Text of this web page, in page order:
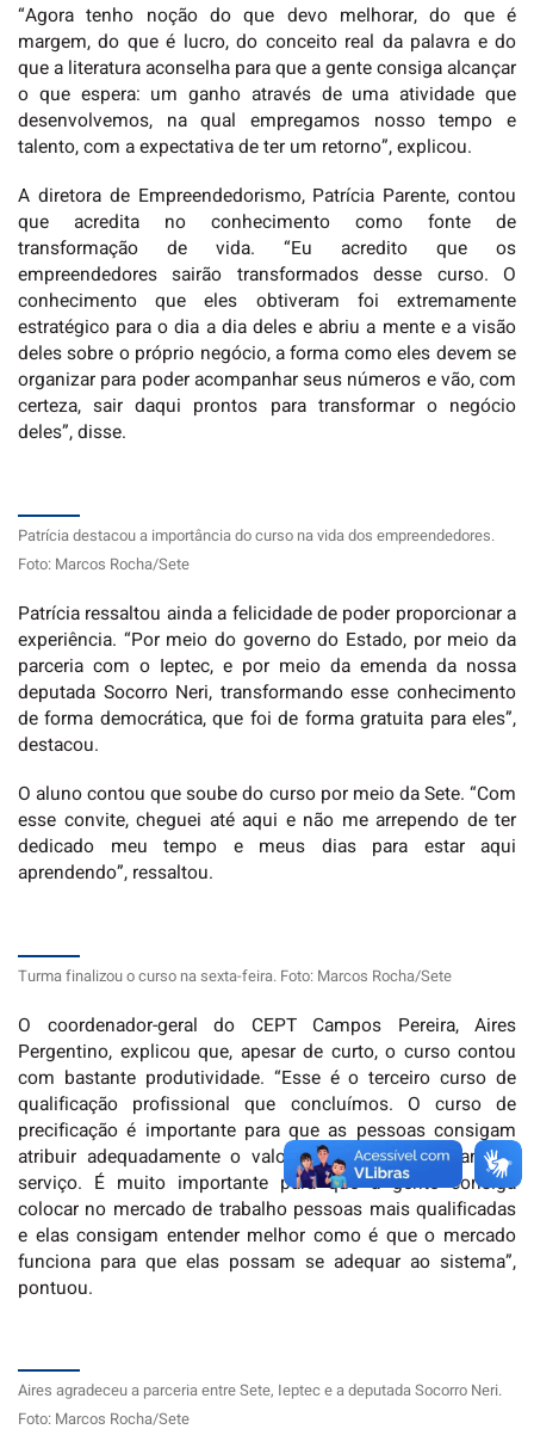
“Agora tenho noção do que devo melhorar, do que é
margem, do que é lucro, do conceito real da palavra e do
que a literatura aconselha para que a gente consiga alcançar
o que espera: um ganho através de uma atividade que
desenvolvemos, na qual empregamos nosso tempo e
talento, com a expectativa de ter um retorno”, explicou.
A diretora de Empreendedorismo, Patrícia Parente, contou
que acredita no conhecimento como fonte de
transformação de vida. “Eu acredito que os
empreendedores sairão transformados desse curso. O
conhecimento que eles obtiveram foi extremamente
estratégico para o dia a dia deles e abriu a mente e a visão
deles sobre o próprio negócio, a forma como eles devem se
organizar para poder acompanhar seus números e vão, com
certeza, sair daqui prontos para transformar o negócio
deles”, disse.
Patrícia destacou a importância do curso na vida dos empreendedores.
Foto: Marcos Rocha/Sete
Patrícia ressaltou ainda a felicidade de poder proporcionar a
experiência. “Por meio do governo do Estado, por meio da
parceria com o Ieptec, e por meio da emenda da nossa
deputada Socorro Neri, transformando esse conhecimento
de forma democrática, que foi de forma gratuita para eles”,
destacou.
O aluno contou que soube do curso por meio da Sete. “Com
esse convite, cheguei até aqui e não me arrependo de ter
dedicado meu tempo e meus dias para estar aqui
aprendendo”, ressaltou.
Turma finalizou o curso na sexta-feira. Foto: Marcos Rocha/Sete
O coordenador-geral do CEPT Campos Pereira, Aires
Pergentino, explicou que, apesar de curto, o curso contou
com bastante produtividade. “Esse é o terceiro curso de
qualificação profissional que concluímos. O curso de
precificação é importante para que as pessoas consigam
atribuir adequadamente o valor do que eles prestam de
serviço. É muito importante para que a gente consiga
colocar no mercado de trabalho pessoas mais qualificadas
e elas consigam entender melhor como é que o mercado
funciona para que elas possam se adequar ao sistema”,
pontuou.
Aires agradeceu a parceria entre Sete, Ieptec e a deputada Socorro Neri.
Foto: Marcos Rocha/Sete